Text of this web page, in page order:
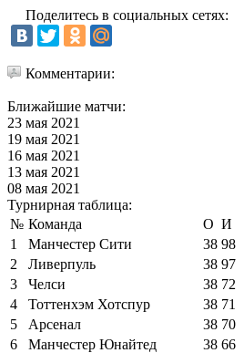
Поделитесь в социальных сетях:
Комментарии:
Ближайшие матчи:
23 мая 2021
19 мая 2021
16 мая 2021
13 мая 2021
08 мая 2021
Турнирная таблица:
№ Команда О И
1
Манчестер Сити 38 98
2
Ливерпуль 38 97
3
Челси 38 72
4
Тоттенхэм Хотспур 38 71
5
Арсенал 38 70
6
Манчестер Юнайтед 38 66